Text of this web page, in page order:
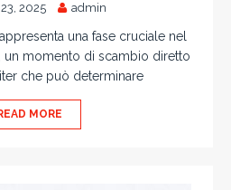
2025 admin
una fase cruciale nel
momento di scambio diretto
che può determinare
MORE